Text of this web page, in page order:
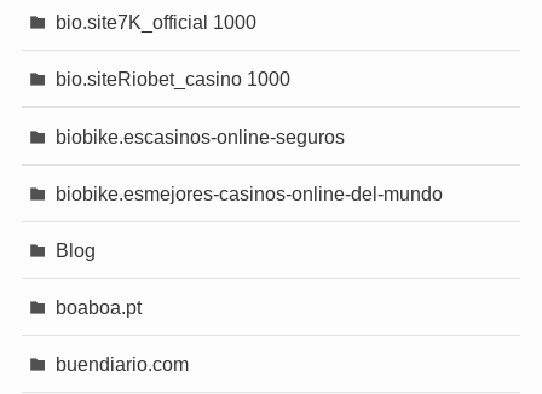
bio.site7K_official 1000
bio.siteRiobet_casino 1000
biobike.escasinos-online-seguros
biobike.esmejores-casinos-online-del-mundo
Blog
boaboa.pt
buendiario.com